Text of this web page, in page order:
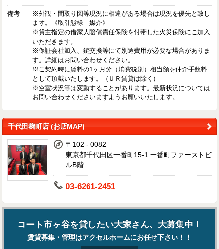
備考
※外観・間取り図等現況に相違がある場合は現況を優先と致し
ます。《取引態様 媒介》
※貸主指定の借家人賠償責任保険を付帯した火災保険にご加入
いただきます。
※保証会社加入、鍵交換等にて別途費用が必要な場合がありま
す。詳細はお問い合わせください。
※ご契約時に賃料の1ヶ月分（消費税別）相当額を仲介手数料
として頂戴いたします。（ＵＲ賃貸は除く）
※空室状況等は変動することがあります。最新状況については
お問い合わせくださいますようお願いいたします。
千代田麹町店 (お店MAP)
〒102 - 0082
東京都千代田区一番町15-1 一番町ファーストビ
ルB階
03-6261-2451
コート市ヶ谷を貸したい大家さん、大募集中！
賃貸募集・管理はアクセルホームにお任せ下さい！！